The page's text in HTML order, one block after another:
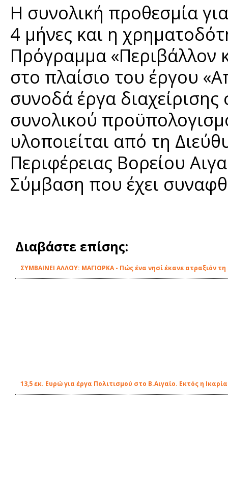
Η συνολική προθεσμία
4 μήνες και η
Πρόγραμμα «Περιβάλλον
στο πλαίσιο του έργου
συνοδά έργα
συνολικού
υλοποιείται από τη
Περιφέρειας Βορείου
Σύμβαση που έχει
Διαβάστε επίσης:
ΣΥΜΒΑΙΝΕΙ ΑΛΛΟΥ: ΜΑΓΙΟΡΚΑ - Πώς ένα νησί έκανε ατραξιόν
13,5 εκ. Ευρώ για έργα Πολιτισμού στο Β.Αιγαίο. Εκτός η Ικαρία